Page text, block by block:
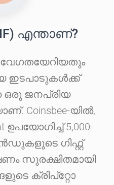
എന്താണ്?
വേഗതയേറിയതും
ഇടപാടുകൾക്ക്
ഒരു ജനപ്രിയ
Coinsbee-യിൽ,
ഉപയോഗിച്ച് 5,000-
ഗിഫ്റ്റ്
സുരക്ഷിതമായി
ക്രിപ്‌റ്റോ